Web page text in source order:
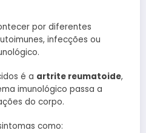
por diferentes
infecções ou
é a artrite reumatoide,
imunológico passa a
do corpo.
como: